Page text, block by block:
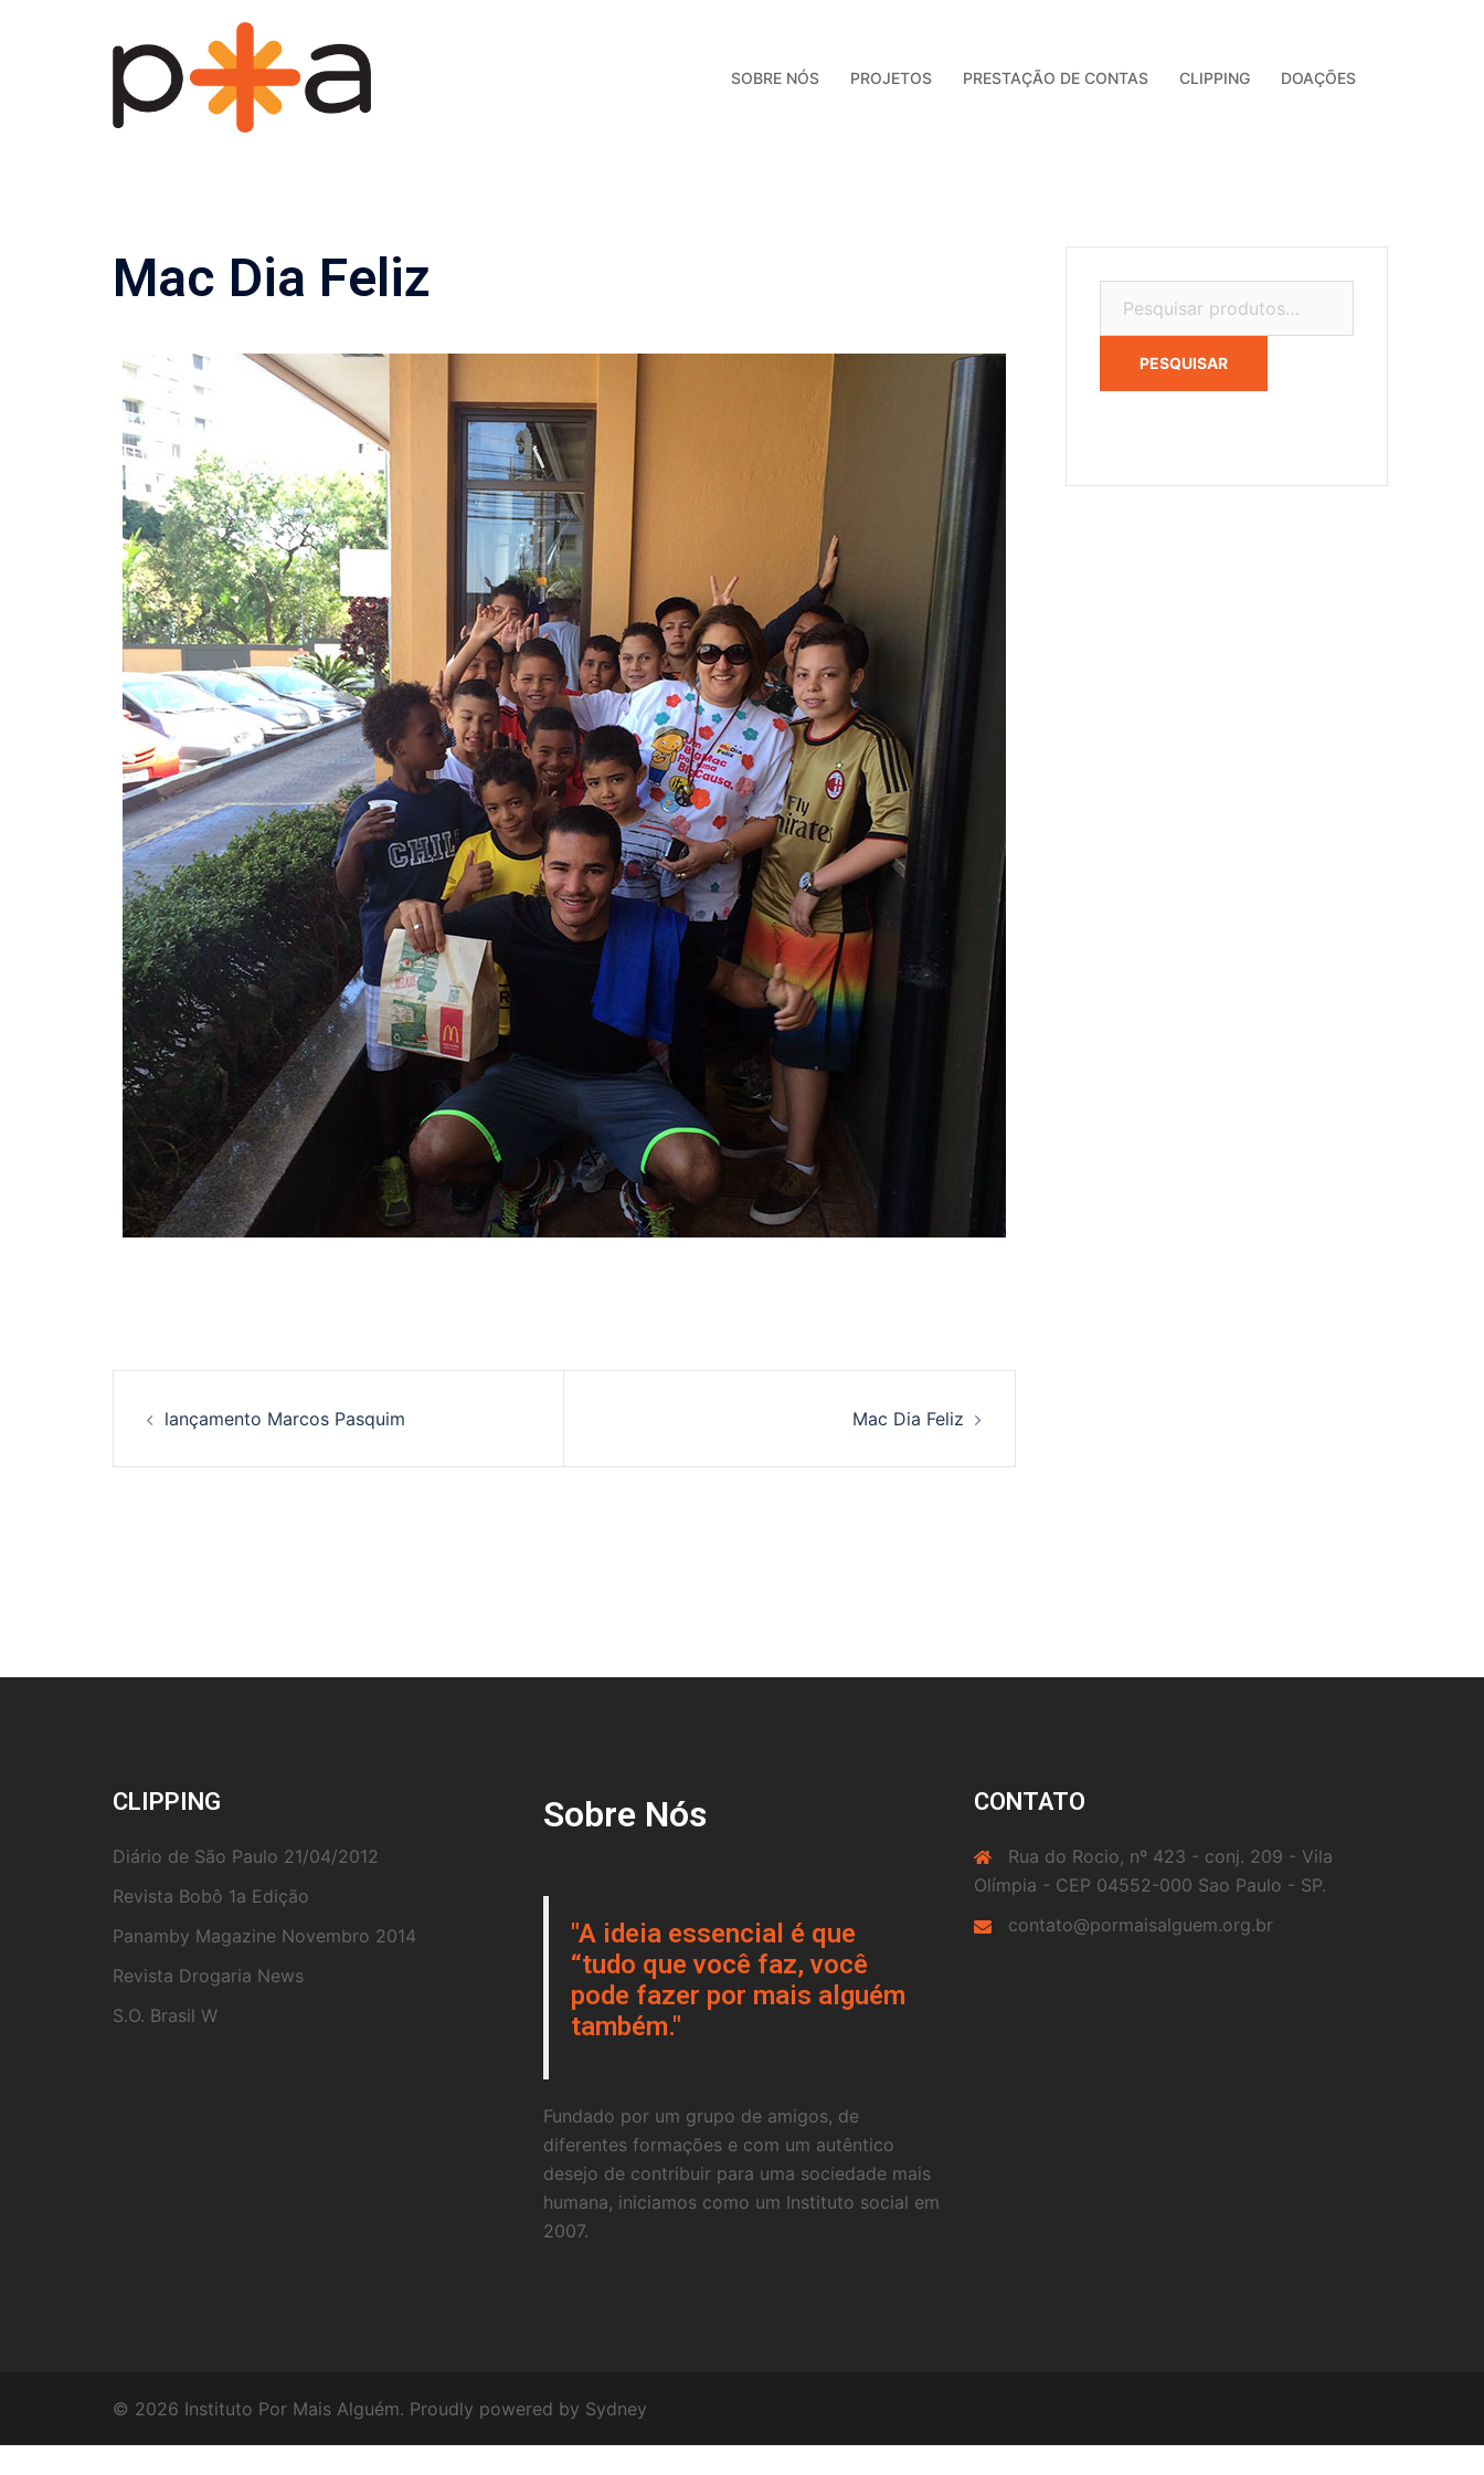
SOBRE NÓS PROJETOS PRESTAÇÃO DE CONTAS CLIPPING DOAÇÕES
Mac Dia Feliz
de
lançamento Marcos Pasquim Mac Dia Feliz
PESQUISAR
CLIPPING
Diário de São Paulo 21/04/2012
Revista Bobô 1a Edição
Panamby Magazine Novembro 2014
Revista Drogaria News
S.O. Brasil W
Sobre Nós
"A ideia essencial é que
“tudo que você faz, você
pode fazer por mais alguém
também."
Fundado por um grupo de amigos, de
diferentes formações e com um autêntico
desejo de contribuir para uma sociedade mais
humana, iniciamos como um Instituto social em
2007.
CONTATO
Rua do Rocio, nº 423 - conj. 209 - Vila
Olímpia - CEP 04552-000 Sao Paulo - SP.
contato@pormaisalguem.org.br
© 2026 Instituto Por Mais Alguém. Proudly powered by Sydney